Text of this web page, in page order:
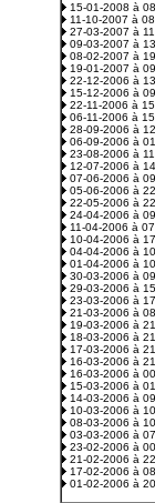
15-01-2008 à
11-10-2007 à
27-03-2007 à
09-03-2007 à
08-02-2007 à
19-01-2007 à
22-12-2006 à
15-12-2006 à
22-11-2006 à
06-11-2006 à
28-09-2006 à
06-09-2006 à
23-08-2006 à
12-07-2006 à
07-06-2006 à
05-06-2006 à
22-05-2006 à
24-04-2006 à
11-04-2006 à
10-04-2006 à
04-04-2006 à
01-04-2006 à
30-03-2006 à
29-03-2006 à
23-03-2006 à
21-03-2006 à
19-03-2006 à
18-03-2006 à
17-03-2006 à
16-03-2006 à
16-03-2006 à
15-03-2006 à
14-03-2006 à
10-03-2006 à
08-03-2006 à
03-03-2006 à
23-02-2006 à
21-02-2006 à
17-02-2006 à
01-02-2006 à